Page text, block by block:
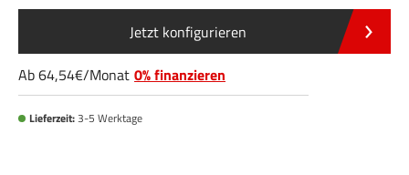
Jetzt konfigurieren
Ab64,54 /Monat 0% finanzieren
Lieferzeit:3-5 Werktage